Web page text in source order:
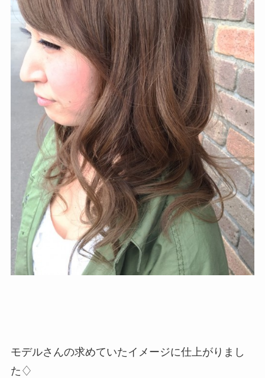
モデルさんの求めていたイメージに仕上がりまし
た♢